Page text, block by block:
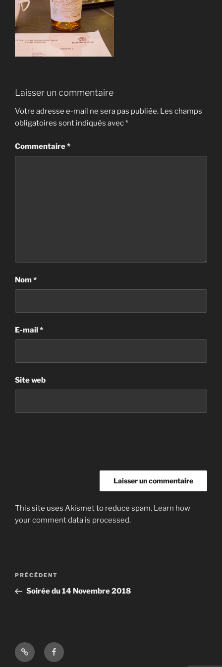
Laisser un commentaire
Votre adresse e-mail ne sera pas publiée. Les champs
obligatoires sont indiqués avec*
Commentaire*
Nom*
E-mail*
Site web
This site uses Akismet to reduce spam. Learn how
your comment data is processed.
Navigation
l’article
Article
précédent
PRÉCÉDENT
Soirée du 14 Novembre 2018
Shop Facebook